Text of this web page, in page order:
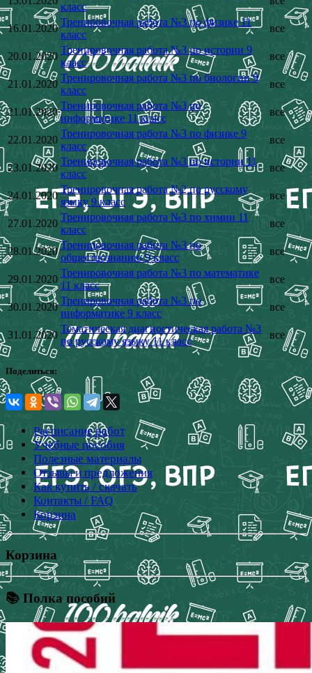
класс
16.01.2020
Тренировочная работа №3 по физике 11
класс
все
20.01.2020
Тренировочная работа №3 по истории 9
класс
все
21.01.2020
Тренировочная работа №3 по биологии 9
класс
все
21.01.2020
Тренировочная работа №3 по
информатике 11 класс
все
22.01.2020
Тренировочная работа №3 по физике 9
класс
все
23.01.2020
Тренировочная работа №3 по истории 11
класс
все
24.01.2020
Тренировочная работа №2 по русскому
языку 9 класс
все
27.01.2020
Тренировочная работа №3 по химии 11
класс
все
28.01.2020
Тренировочная работа №3 по
обществознанию 9 класс
все
29.01.2020
Тренировочная работа №3 по математике
11 класс
все
30.01.2020
Тренировочная работа №3 по
информатике 9 класс
все
31.01.2020
Тематическая диагностическая работа №3
по русскому языку 11 класс
все
Поделиться:
Расписание работ
Учебные пособия
Полезные материалы
Отзывы и предложения
Как купить / скачать
Контакты / FAQ
Корзина
Корзина
📚 Полка пособий